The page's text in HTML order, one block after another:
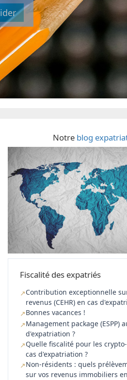
Notre blog
Fiscalité des expatriés
↗Contribution exceptionnelle
revenus (CEHR) en cas
↗Bonnes vacances !
↗Management package (ESPP)
d'expatriation ?
↗Quelle fiscalité pour les
cas d'expatriation ?
↗Non‑résidents : quels
sur vos revenus immobiliers